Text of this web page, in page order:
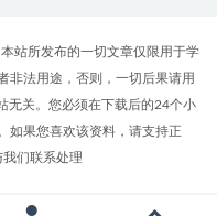
站所发布的一切文章仅限用于学
非法用途，否则，一切后果请用
无关。您必须在下载后的24个小
如果您喜欢该资料，请支持正
们联系处理